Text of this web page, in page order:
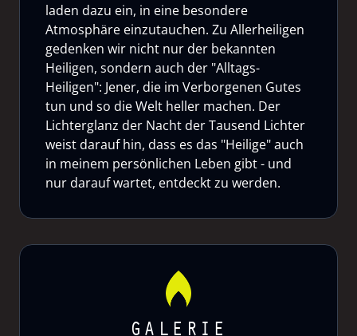
laden dazu ein, in eine besondere
Atmosphäre einzutauchen. Zu Allerheiligen
gedenken wir nicht nur der bekannten
Heiligen, sondern auch der "Alltags-
Heiligen": Jener, die im Verborgenen Gutes
tun und so die Welt heller machen. Der
Lichterglanz der Nacht der Tausend Lichter
weist darauf hin, dass es das "Heilige" auch
in meinem persönlichen Leben gibt - und
nur darauf wartet, entdeckt zu werden.
GALERIE